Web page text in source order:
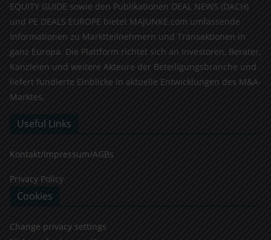
EQUITY GUIDE sowie den Publikationen DEAL NEWS (DACH)
und PE DEALS EUROPE bietet MAJUNKE.com umfassende
Informationen zu Marktteilnehmern und Transaktionen in
ganz Europa. Die Plattform richtet sich an Investoren, Berater,
Kanzleien und weitere Akteure der Beteiligungsbranche und
liefert fundierte Einblicke in aktuelle Entwicklungen des M&A-
Marktes.
Useful Links
Kontakt/Impressum/AGBs
Privacy Policy
Cookies
Change privacy settings